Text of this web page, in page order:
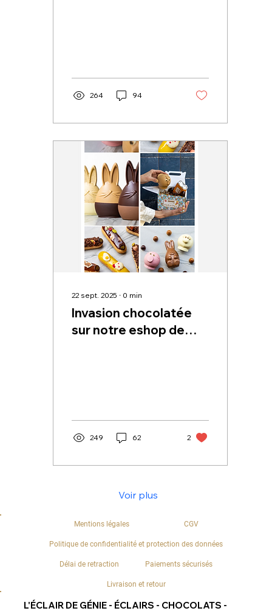
264 94
22 sept. 2025 ∙ 0 min
Invasion chocolatée
sur notre eshop de
249 62 2
Voir plus
Mentions légales CGV
Politique de confidentialité et protection des données
Délai de retraction Paiements sécurisés
Livraison et retour
L'ÉCLAIR DE GÉNIE - ÉCLAIRS - CHOCOLATS -